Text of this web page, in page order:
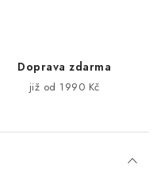
Doprava zdarma
již od 1990 Kč